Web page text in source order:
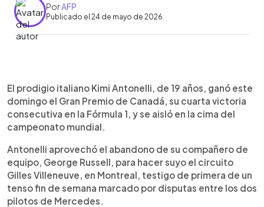
PorAFP
Publicado el 24 de mayo de 2026
► Escuchar artículo
Kimi Antonelli continúa su impresionante inicio en la
Fórmula 1 al ganar el Gran Premio de Canadá,
logrando su cuarta victoria consecutiva y
ampliando su ventaja en el campeonato. El piloto
italiano de 19 años se benefició del abandono de
su compañero George Russell para dominar la
carrera. Lewis Hamilton finalizó segundo y Max
Verstappen completó el podio. Antonelli se
convierte en el primer piloto en ganar sus primeras
cuatro carreras de forma consecutiva. Mientras
El prodigio italiano Kimi Antonelli, de 19 años, ganó este
domingo el Gran Premio de Canadá, su cuarta victoria
consecutiva en la Fórmula 1, y se aisló en la cima del
campeonato mundial.
Antonelli aprovechó el abandono de su compañero de
equipo, George Russell, para hacer suyo el circuito
Gilles Villeneuve, en Montreal, testigo de primera de un
tenso fin de semana marcado por disputas entre los dos
pilotos de Mercedes.